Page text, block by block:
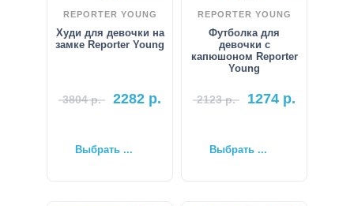
REPORTER YOUNG
Худи для девочки на
замке Reporter Young
3804р. 2282 р.
Выбрать ...
REPORTER YOUNG
Футболка для
девочки с
капюшоном Reporter
Young
2123р. 1274 р.
Выбрать ...